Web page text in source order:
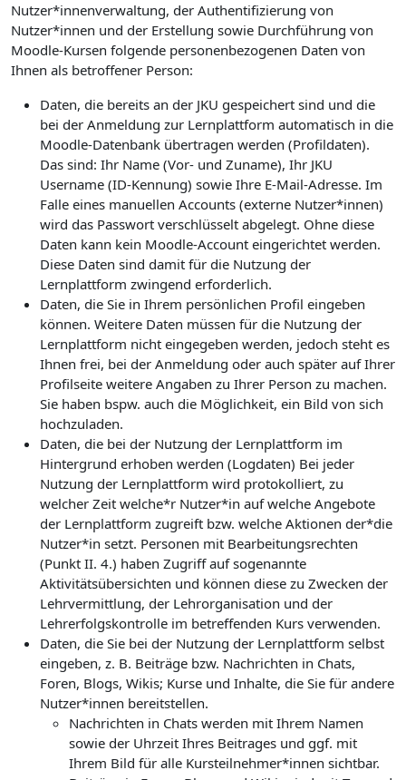
Nutzer*innenverwaltung, der Authentifizierung von
Nutzer*innen und der Erstellung sowie Durchführung von
Moodle-Kursen folgende personenbezogenen Daten von
Ihnen als betroffener Person:
Daten, die bereits an der JKU gespeichert sind und die
bei der Anmeldung zur Lernplattform automatisch in die
Moodle-Datenbank übertragen werden (Profildaten).
Das sind: Ihr Name (Vor- und Zuname), Ihr JKU
Username (ID-Kennung) sowie Ihre E-Mail-Adresse. Im
Falle eines manuellen Accounts (externe Nutzer*innen)
wird das Passwort verschlüsselt abgelegt. Ohne diese
Daten kann kein Moodle-Account eingerichtet werden.
Diese Daten sind damit für die Nutzung der
Lernplattform zwingend erforderlich.
Daten, die Sie in Ihrem persönlichen Profil eingeben
können. Weitere Daten müssen für die Nutzung der
Lernplattform nicht eingegeben werden, jedoch steht es
Ihnen frei, bei der Anmeldung oder auch später auf Ihrer
Profilseite weitere Angaben zu Ihrer Person zu machen.
Sie haben bspw. auch die Möglichkeit, ein Bild von sich
hochzuladen.
Daten, die bei der Nutzung der Lernplattform im
Hintergrund erhoben werden (Logdaten) Bei jeder
Nutzung der Lernplattform wird protokolliert, zu
welcher Zeit welche*r Nutzer*in auf welche Angebote
der Lernplattform zugreift bzw. welche Aktionen der*die
Nutzer*in setzt. Personen mit Bearbeitungsrechten
(Punkt II. 4.) haben Zugriff auf sogenannte
Aktivitätsübersichten und können diese zu Zwecken der
Lehrvermittlung, der Lehrorganisation und der
Lehrerfolgskontrolle im betreffenden Kurs verwenden.
Daten, die Sie bei der Nutzung der Lernplattform selbst
eingeben, z. B. Beiträge bzw. Nachrichten in Chats,
Foren, Blogs, Wikis; Kurse und Inhalte, die Sie für andere
Nutzer*innen bereitstellen.
Nachrichten in Chats werden mit Ihrem Namen
sowie der Uhrzeit Ihres Beitrages und ggf. mit
Ihrem Bild für alle Kursteilnehmer*innen sichtbar.